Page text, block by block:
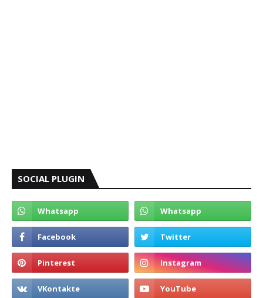
SOCIAL PLUGIN